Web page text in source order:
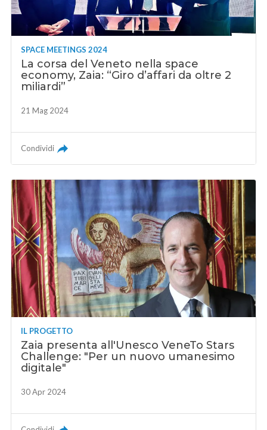
SPACE MEETINGS 2024
La corsa del Veneto nella space
economy, Zaia: “Giro d’affari da oltre 2
miliardi”
21 Mag 2024
Condividi
IL PROGETTO
Zaia presenta all'Unesco VeneTo Stars
Challenge: "Per un nuovo umanesimo
digitale"
30 Apr 2024